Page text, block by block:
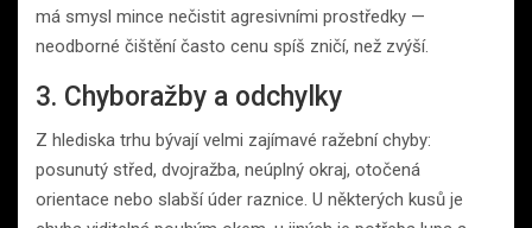
má smysl mince nečistit agresivními prostředky —
neodborné čištění často cenu spíš zničí, než zvýší.
3. Chyboražby a odchylky
Z hlediska trhu bývají velmi zajímavé ražební chyby:
posunutý střed, dvojražba, neúplný okraj, otočená
orientace nebo slabší úder raznice. U některých kusů je